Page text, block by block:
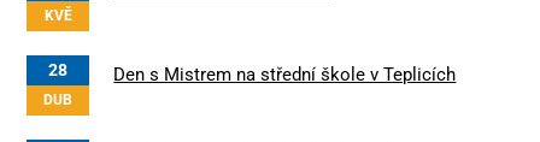
KVĚ
28
DUB
Den s Mistrem na střední škole v Teplicích